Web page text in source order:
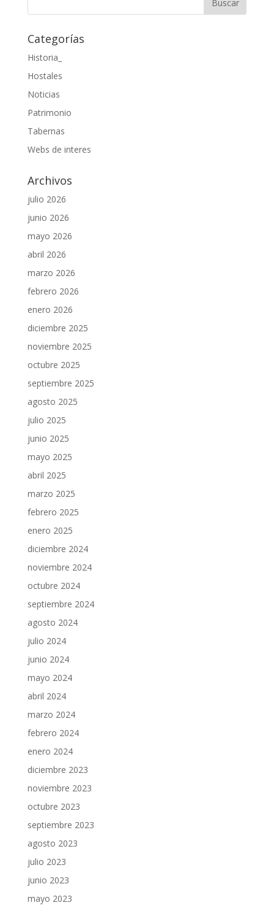
Categorías
Historia_
Hostales
Noticias
Patrimonio
Tabernas
Webs de interes
Archivos
julio 2026
junio 2026
mayo 2026
abril 2026
marzo 2026
febrero 2026
enero 2026
diciembre 2025
noviembre 2025
octubre 2025
septiembre 2025
agosto 2025
julio 2025
junio 2025
mayo 2025
abril 2025
marzo 2025
febrero 2025
enero 2025
diciembre 2024
noviembre 2024
octubre 2024
septiembre 2024
agosto 2024
julio 2024
junio 2024
mayo 2024
abril 2024
marzo 2024
febrero 2024
enero 2024
diciembre 2023
noviembre 2023
octubre 2023
septiembre 2023
agosto 2023
julio 2023
junio 2023
mayo 2023